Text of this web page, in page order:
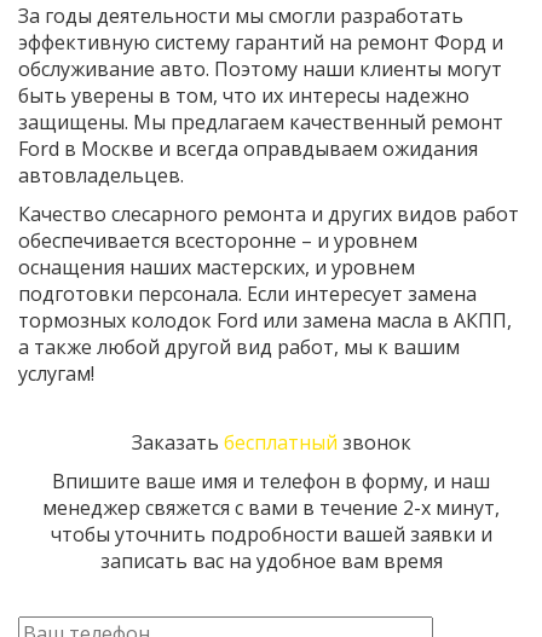
За годы деятельности мы смогли разработать
эффективную систему гарантий на ремонт Форд и
обслуживание авто. Поэтому наши клиенты могут
быть уверены в том, что их интересы надежно
защищены. Мы предлагаем качественный ремонт
Ford в Москве и всегда оправдываем ожидания
автовладельцев.
Качество слесарного ремонта и других видов работ
обеспечивается всесторонне – и уровнем
оснащения наших мастерских, и уровнем
подготовки персонала. Если интересует замена
тормозных колодок Ford или замена масла в АКПП,
а также любой другой вид работ, мы к вашим
услугам!
Заказать бесплатный звонок
Впишите ваше имя и телефон в форму, и наш
менеджер свяжется с вами в течение 2-х минут,
чтобы уточнить подробности вашей заявки и
записать вас на удобное вам время